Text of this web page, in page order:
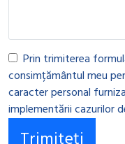
Prin trimiterea
consimțământul meu
caracter personal
implementării cazurilor